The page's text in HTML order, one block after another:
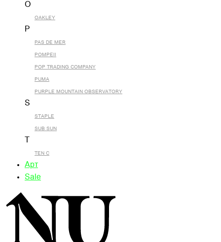
O
OAKLEY
P
PAS DE MER
POMPEII
POP TRADING COMPANY
PUMA
PURPLE MOUNTAIN OBSERVATORY
S
STAPLE
SUB SUN
TEN C
Арт
Sale